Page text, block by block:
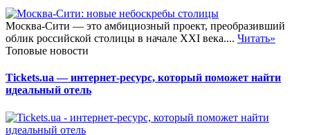
Москва-Сити — это амбициозный проект, преобразивший
облик российской столицы в начале XXI века.... Читать»
Топовые новости
Tickets.ua — интернет-ресурс, который поможет найти
идеальный отель